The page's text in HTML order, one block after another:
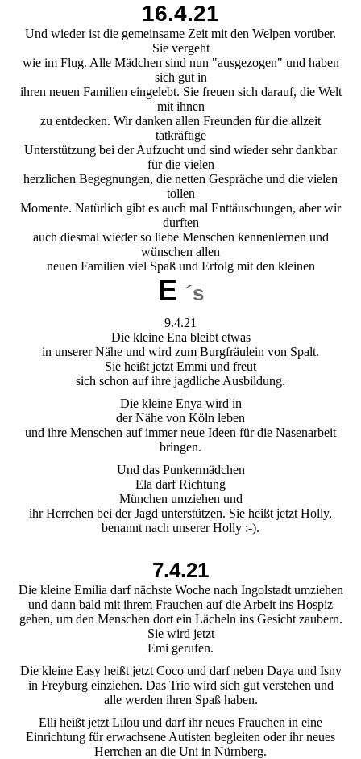
16.4.21
Und wieder ist die gemeinsame Zeit mit den Welpen vorüber.
Sie vergeht
wie im Flug. Alle Mädchen sind nun "ausgezogen" und haben
sich gut in
ihren neuen Familien eingelebt. Sie freuen sich darauf, die Welt
mit ihnen
zu entdecken. Wir danken allen Freunden für die allzeit
tatkräftige
Unterstützung bei der Aufzucht und sind wieder sehr dankbar
für die vielen
herzlichen Begegnungen, die netten Gespräche und die vielen
tollen
Momente. Natürlich gibt es auch mal Enttäuschungen, aber wir
durften
auch diesmal wieder so liebe Menschen kennenlernen und
wünschen allen
neuen Familien viel Spaß und Erfolg mit den kleinen
E ´s
9.4.21
Die kleine Ena bleibt etwas
in unserer Nähe und wird zum Burgfräulein von Spalt.
Sie heißt jetzt Emmi und freut
sich schon auf ihre jagdliche Ausbildung.
Die kleine Enya wird in
der Nähe von Köln leben
und ihre Menschen auf immer neue Ideen für die Nasenarbeit
bringen.
Und das Punkermädchen
Ela darf Richtung
München umziehen und
ihr Herrchen bei der Jagd unterstützen. Sie heißt jetzt Holly,
benannt nach unserer Holly :-).
7.4.21
Die kleine Emilia darf nächste Woche nach Ingolstadt umziehen
und dann bald mit ihrem Frauchen auf die Arbeit ins Hospiz
gehen, um den Menschen dort ein Lächeln ins Gesicht zaubern.
Sie wird jetzt
Emi gerufen.
Die kleine Easy heißt jetzt Coco und darf neben Daya und Isny
in Freyburg einziehen. Das Trio wird sich gut verstehen und
alle werden ihren Spaß haben.
Elli heißt jetzt Lilou und darf ihr neues Frauchen in eine
Einrichtung für erwachsene Autisten begleiten oder ihr neues
Herrchen an die Uni in Nürnberg.